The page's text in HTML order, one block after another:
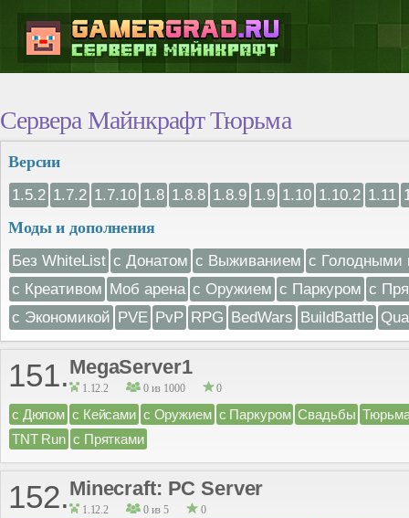
Сервера Майнкрафт Тюрьма
Версии
1.5.2 1.7.2 1.7.10 1.8 1.8.8 1.8.9 1.9 1.10 1.10.2 1.11
Моды и дополнения
Без WhiteList с Донатом с Выживанием с Голодными
с Креативом Моб арена с Оружием с Паркуром с
с Экономикой PVE PvP RPG BedWars BuildBattle
151.MegaServer1
1.12.2 0 из 1000 0
с Дюпом с Кейсами с Оружием с Паркуром Свадьбы
TNT Run с Прятками
152.Minecraft: PC Server
1.12.2 0 из 5 0